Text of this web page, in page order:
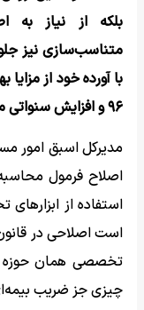
بلکه از نیاز به
متناسب‌سازی نیز
با آورده خود از
۹۶ و افزایش سنواتی مستمری را هم واقعی‌تر کند.
مدیرکل اسبق امور
اصلاح فرمول
استفاده از
است اصلاحی در
تخصصی همان حوزه
چیزی جز ضریب